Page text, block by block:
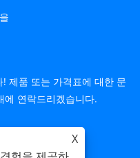
제품 또는 가격표에 대한 문
에 연락드리겠습니다.
X